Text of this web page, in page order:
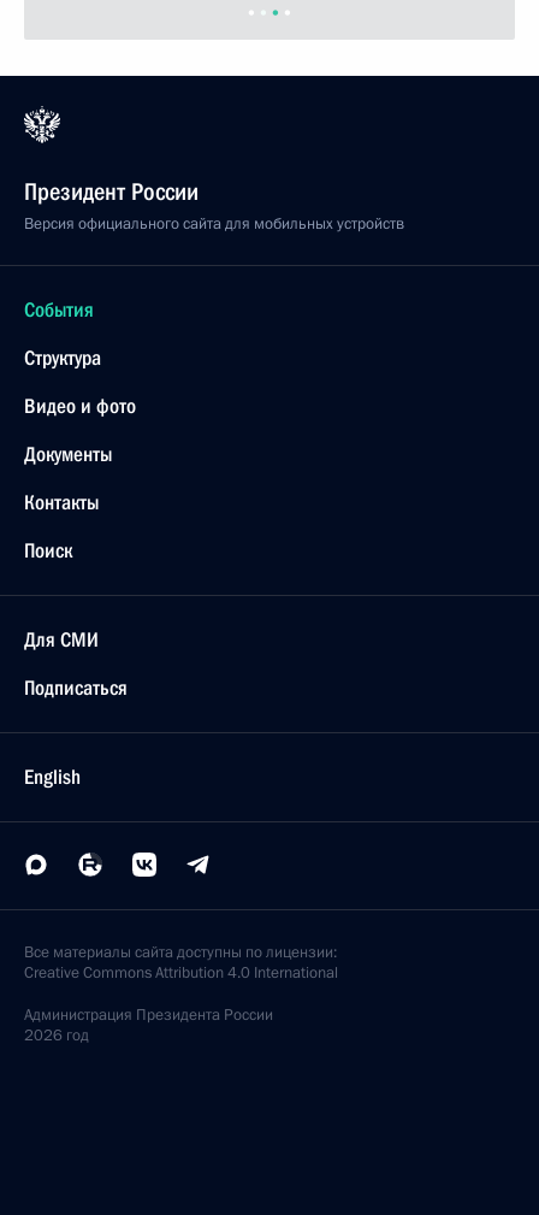
Президент России
Версия официального сайта для мобильных устройств
События
Структура
Видео и фото
Документы
Контакты
Поиск
Для СМИ
Подписаться
English
Все материалы сайта доступны по лицензии:
Creative Commons Attribution 4.0 International
Администрация Президента России
2026 год